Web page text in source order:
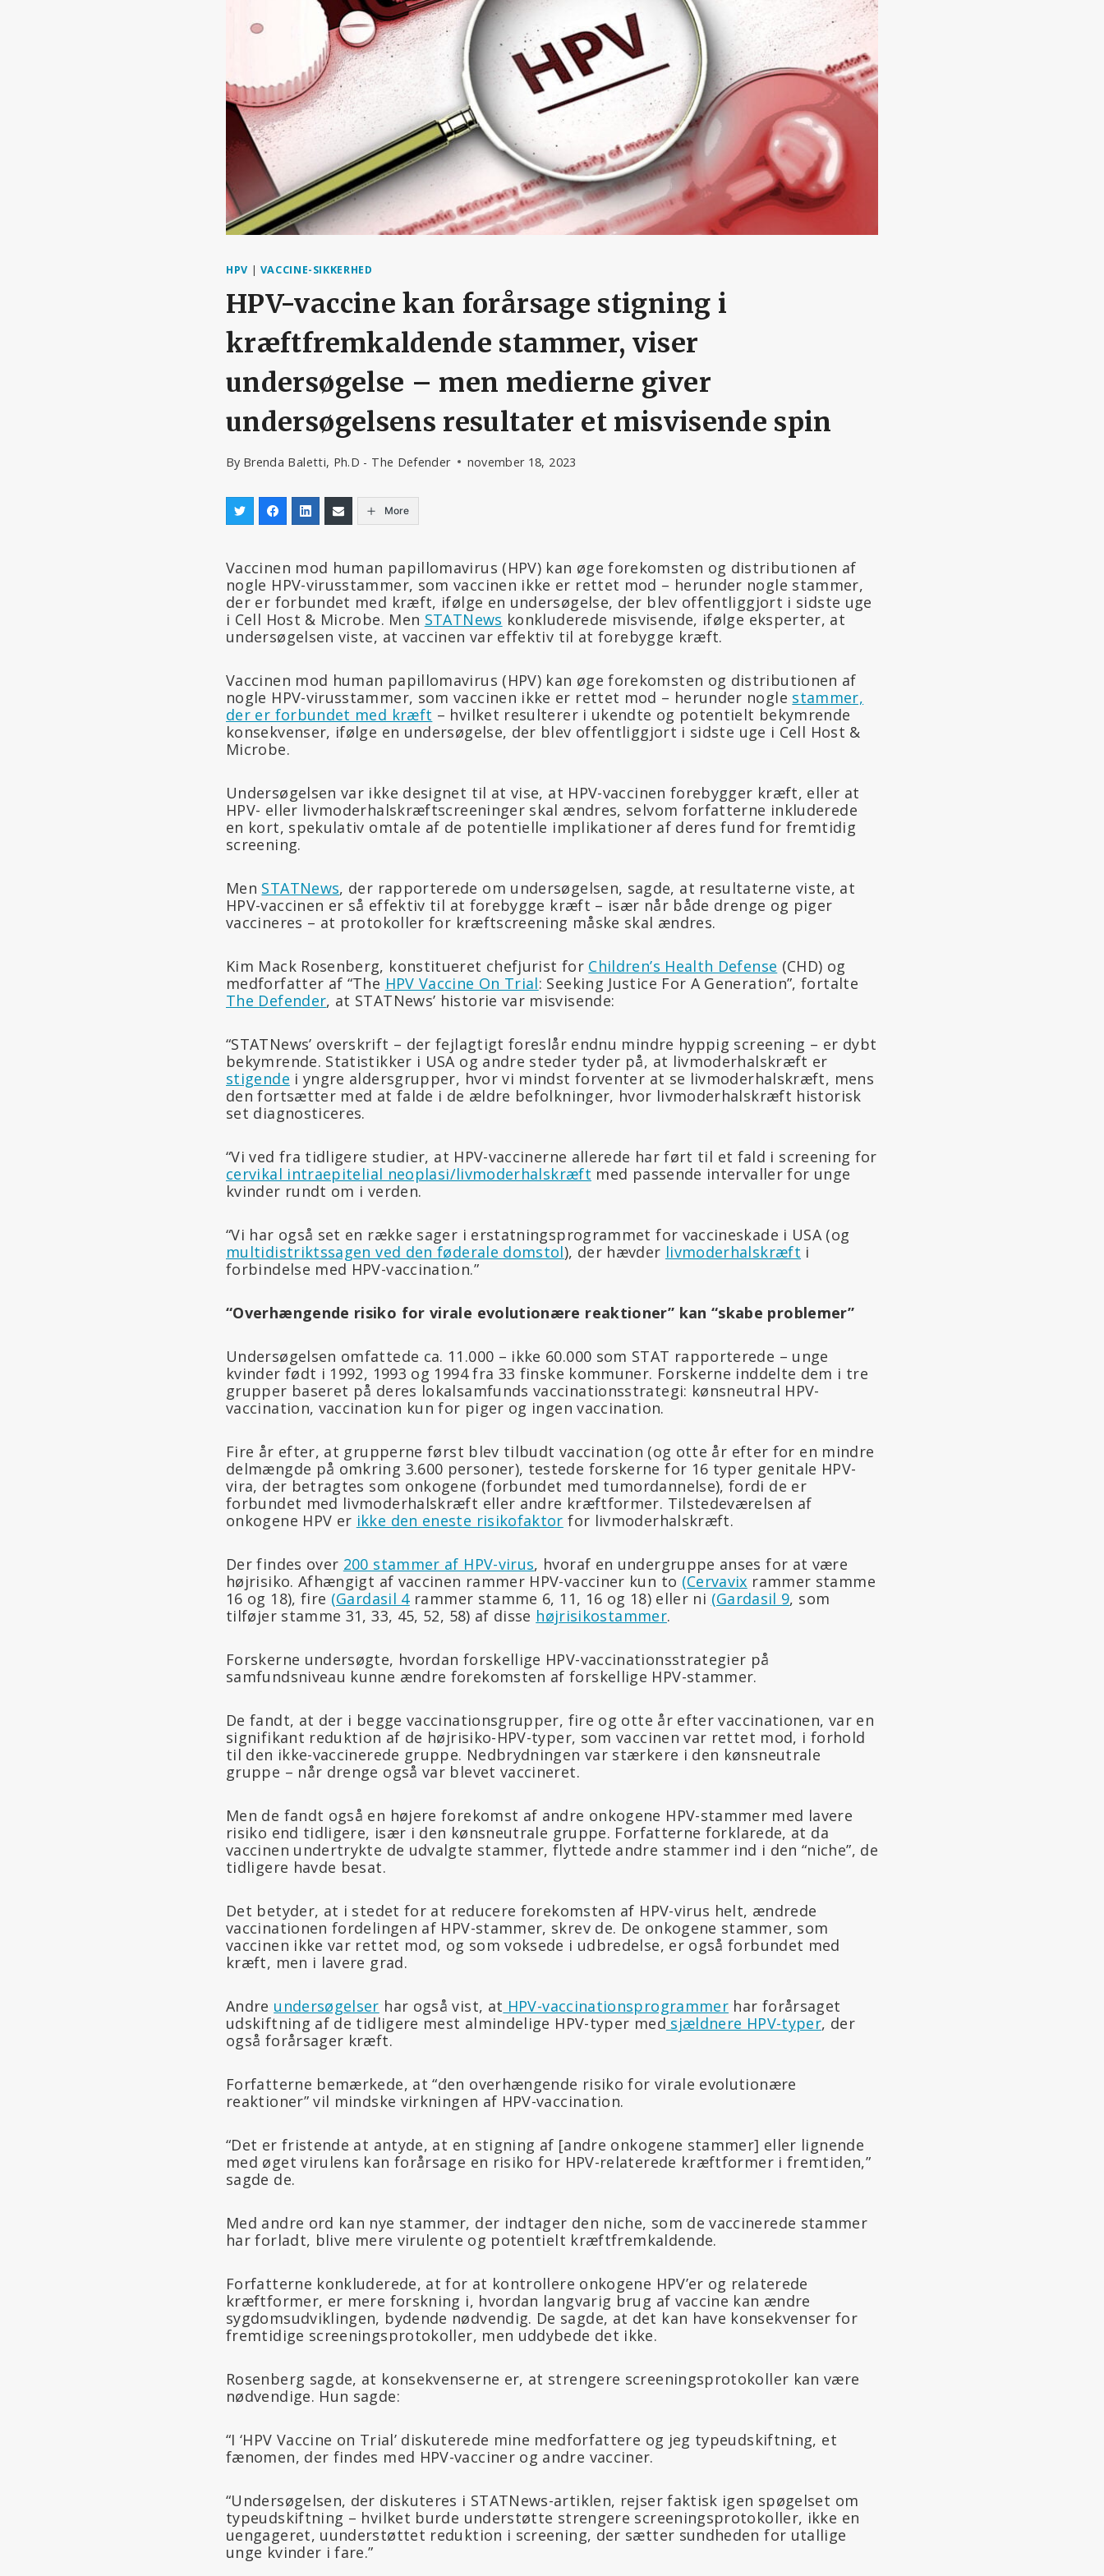
HPV | VACCINE-SIKKERHED
HPV-vaccine kan forårsage stigning i
kræftfremkaldende stammer, viser
undersøgelse – men medierne giver
undersøgelsens resultater et misvisende spin
By Brenda Baletti, Ph.D - The Defender november 18, 2023
More
Vaccinen mod human papillomavirus (HPV) kan øge forekomsten og distributionen af
nogle HPV-virusstammer, som vaccinen ikke er rettet mod – herunder nogle stammer,
der er forbundet med kræft, ifølge en undersøgelse, der blev offentliggjort i sidste uge
i Cell Host & Microbe. Men STATNews konkluderede misvisende, ifølge eksperter, at
undersøgelsen viste, at vaccinen var effektiv til at forebygge kræft.
Vaccinen mod human papillomavirus (HPV) kan øge forekomsten og distributionen af
nogle HPV-virusstammer, som vaccinen ikke er rettet mod – herunder nogle stammer,
der er forbundet med kræft – hvilket resulterer i ukendte og potentielt bekymrende
konsekvenser, ifølge en undersøgelse, der blev offentliggjort i sidste uge i Cell Host &
Microbe.
Undersøgelsen var ikke designet til at vise, at HPV-vaccinen forebygger kræft, eller at
HPV- eller livmoderhalskræftscreeninger skal ændres, selvom forfatterne inkluderede
en kort, spekulativ omtale af de potentielle implikationer af deres fund for fremtidig
screening.
Men STATNews, der rapporterede om undersøgelsen, sagde, at resultaterne viste, at
HPV-vaccinen er så effektiv til at forebygge kræft – især når både drenge og piger
vaccineres – at protokoller for kræftscreening måske skal ændres.
Kim Mack Rosenberg, konstitueret chefjurist for Children’s Health Defense (CHD) og
medforfatter af “The HPV Vaccine On Trial: Seeking Justice For A Generation”, fortalte
The Defender, at STATNews’ historie var misvisende:
“STATNews’ overskrift – der fejlagtigt foreslår endnu mindre hyppig screening – er dybt
bekymrende. Statistikker i USA og andre steder tyder på, at livmoderhalskræft er
stigende i yngre aldersgrupper, hvor vi mindst forventer at se livmoderhalskræft, mens
den fortsætter med at falde i de ældre befolkninger, hvor livmoderhalskræft historisk
set diagnosticeres.
“Vi ved fra tidligere studier, at HPV-vaccinerne allerede har ført til et fald i screening for
cervikal intraepitelial neoplasi/livmoderhalskræft med passende intervaller for unge
kvinder rundt om i verden.
“Vi har også set en række sager i erstatningsprogrammet for vaccineskade i USA (og
multidistriktssagen ved den føderale domstol), der hævder livmoderhalskræft i
forbindelse med HPV-vaccination.”
“Overhængende risiko for virale evolutionære reaktioner” kan “skabe problemer”
Undersøgelsen omfattede ca. 11.000 – ikke 60.000 som STAT rapporterede – unge
kvinder født i 1992, 1993 og 1994 fra 33 finske kommuner. Forskerne inddelte dem i tre
grupper baseret på deres lokalsamfunds vaccinationsstrategi: kønsneutral HPV-
vaccination, vaccination kun for piger og ingen vaccination.
Fire år efter, at grupperne først blev tilbudt vaccination (og otte år efter for en mindre
delmængde på omkring 3.600 personer), testede forskerne for 16 typer genitale HPV-
vira, der betragtes som onkogene (forbundet med tumordannelse), fordi de er
forbundet med livmoderhalskræft eller andre kræftformer. Tilstedeværelsen af
onkogene HPV er ikke den eneste risikofaktor for livmoderhalskræft.
Der findes over 200 stammer af HPV-virus, hvoraf en undergruppe anses for at være
højrisiko. Afhængigt af vaccinen rammer HPV-vacciner kun to (Cervavix rammer stamme
16 og 18), fire (Gardasil 4rammer stamme 6, 11, 16 og 18) eller ni (Gardasil 9, som
tilføjer stamme 31, 33, 45, 52, 58) af disse højrisikostammer.
Forskerne undersøgte, hvordan forskellige HPV-vaccinationsstrategier på
samfundsniveau kunne ændre forekomsten af forskellige HPV-stammer.
De fandt, at der i begge vaccinationsgrupper, fire og otte år efter vaccinationen, var en
signifikant reduktion af de højrisiko-HPV-typer, som vaccinen var rettet mod, i forhold
til den ikke-vaccinerede gruppe. Nedbrydningen var stærkere i den kønsneutrale
gruppe – når drenge også var blevet vaccineret.
Men de fandt også en højere forekomst af andre onkogene HPV-stammer med lavere
risiko end tidligere, især i den kønsneutrale gruppe. Forfatterne forklarede, at da
vaccinen undertrykte de udvalgte stammer, flyttede andre stammer ind i den “niche”, de
tidligere havde besat.
Det betyder, at i stedet for at reducere forekomsten af HPV-virus helt, ændrede
vaccinationen fordelingen af HPV-stammer, skrev de. De onkogene stammer, som
vaccinen ikke var rettet mod, og som voksede i udbredelse, er også forbundet med
kræft, men i lavere grad.
Andre undersøgelser har også vist, at HPV-vaccinationsprogrammer har forårsaget
udskiftning af de tidligere mest almindelige HPV-typer med sjældnere HPV-typer, der
også forårsager kræft.
Forfatterne bemærkede, at “den overhængende risiko for virale evolutionære
reaktioner” vil mindske virkningen af HPV-vaccination.
“Det er fristende at antyde, at en stigning af [andre onkogene stammer] eller lignende
med øget virulens kan forårsage en risiko for HPV-relaterede kræftformer i fremtiden,”
sagde de.
Med andre ord kan nye stammer, der indtager den niche, som de vaccinerede stammer
har forladt, blive mere virulente og potentielt kræftfremkaldende.
Forfatterne konkluderede, at for at kontrollere onkogene HPV’er og relaterede
kræftformer, er mere forskning i, hvordan langvarig brug af vaccine kan ændre
sygdomsudviklingen, bydende nødvendig. De sagde, at det kan have konsekvenser for
fremtidige screeningsprotokoller, men uddybede det ikke.
Rosenberg sagde, at konsekvenserne er, at strengere screeningsprotokoller kan være
nødvendige. Hun sagde:
“I ‘HPV Vaccine on Trial’ diskuterede mine medforfattere og jeg typeudskiftning, et
fænomen, der findes med HPV-vacciner og andre vacciner.
“Undersøgelsen, der diskuteres i STATNews-artiklen, rejser faktisk igen spøgelset om
typeudskiftning – hvilket burde understøtte strengere screeningsprotokoller, ikke en
uengageret, uunderstøttet reduktion i screening, der sætter sundheden for utallige
unge kvinder i fare.”